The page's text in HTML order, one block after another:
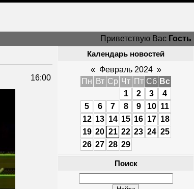
Приветствую Вас Гость
16:00
Календарь новостей
« Февраль 2024 »
Пн
Вт Ср Чт Пт Сб Вс
1
2 3
4
5
6 7 8 9 10 11
12 13 14 15 16 17 18
19 20 21 22 23 24 25
26 27 28 29
Поиск